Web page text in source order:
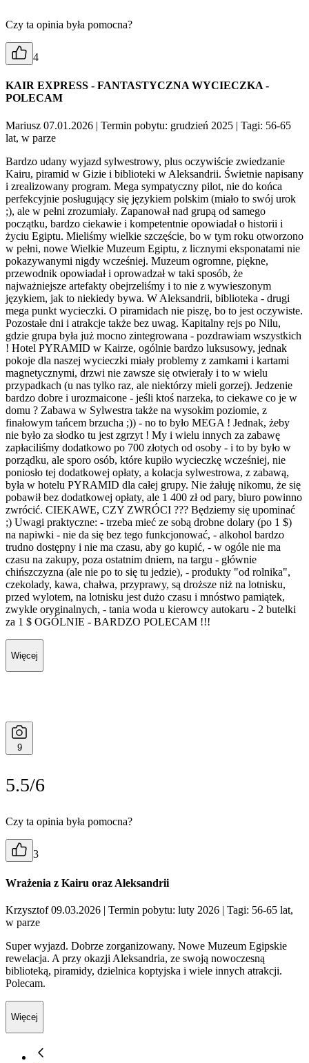
Czy ta opinia była pomocna?
4
KAIR EXPRESS - FANTASTYCZNA WYCIECZKA -
POLECAM
Mariusz 07.01.2026 | Termin pobytu: grudzień 2025 | Tagi: 56-65
lat, w parze
Bardzo udany wyjazd sylwestrowy, plus oczywiście zwiedzanie
Kairu, piramid w Gizie i biblioteki w Aleksandrii. Świetnie napisany
i zrealizowany program. Mega sympatyczny pilot, nie do końca
perfekcyjnie posługujący się językiem polskim (miało to swój urok
;), ale w pełni zrozumiały. Zapanował nad grupą od samego
początku, bardzo ciekawie i kompetentnie opowiadał o historii i
życiu Egiptu. Mieliśmy wielkie szczęście, bo w tym roku otworzono
w pełni, nowe Wielkie Muzeum Egiptu, z licznymi eksponatami nie
pokazywanymi nigdy wcześniej. Muzeum ogromne, piękne,
przewodnik opowiadał i oprowadzał w taki sposób, że
najważniejsze artefakty obejrzeliśmy i to nie z wywieszonym
językiem, jak to niekiedy bywa. W Aleksandrii, biblioteka - drugi
mega punkt wycieczki. O piramidach nie piszę, bo to jest oczywiste.
Pozostałe dni i atrakcje także bez uwag. Kapitalny rejs po Nilu,
gdzie grupa była już mocno zintegrowana - pozdrawiam wszystkich
! Hotel PYRAMID w Kairze, ogólnie bardzo luksusowy, jednak
pokoje dla naszej wycieczki miały problemy z zamkami i kartami
magnetycznymi, drzwi nie zawsze się otwierały i to w wielu
przypadkach (u nas tylko raz, ale niektórzy mieli gorzej). Jedzenie
bardzo dobre i urozmaicone - jeśli ktoś narzeka, to ciekawe co je w
domu ? Zabawa w Sylwestra także na wysokim poziomie, z
finałowym tańcem brzucha ;)) - no to było MEGA ! Jednak, żeby
nie było za słodko tu jest zgrzyt ! My i wielu innych za zabawę
zapłaciliśmy dodatkowo po 700 złotych od osoby - i to by było w
porządku, ale sporo osób, które kupiło wycieczkę wcześniej, nie
poniosło tej dodatkowej opłaty, a kolacja sylwestrowa, z zabawą,
była w hotelu PYRAMID dla całej grupy. Nie żałuję nikomu, że się
pobawił bez dodatkowej opłaty, ale 1 400 zł od pary, biuro powinno
zwrócić. CIEKAWE, CZY ZWRÓCI ??? Będziemy się upominać
;) Uwagi praktyczne: - trzeba mieć ze sobą drobne dolary (po 1 $)
na napiwki - nie da się bez tego funkcjonować, - alkohol bardzo
trudno dostępny i nie ma czasu, aby go kupić, - w ogóle nie ma
czasu na zakupy, poza ostatnim dniem, na targu - głównie
chińszczyzna (ale nie po to się tu jedzie), - produkty "od rolnika",
czekolady, kawa, chałwa, przyprawy, są droższe niż na lotnisku,
przed wylotem, na lotnisku jest dużo czasu i mnóstwo pamiątek,
zwykle oryginalnych, - tania woda u kierowcy autokaru - 2 butelki
za 1 $ OGÓLNIE - BARDZO POLECAM !!!
Więcej
9
5.5/6
Czy ta opinia była pomocna?
3
Wrażenia z Kairu oraz Aleksandrii
Krzysztof 09.03.2026 | Termin pobytu: luty 2026 | Tagi: 56-65 lat,
w parze
Super wyjazd. Dobrze zorganizowany. Nowe Muzeum Egipskie
rewelacja. A przy okazji Aleksandria, ze swoją nowoczesną
biblioteką, piramidy, dzielnica koptyjska i wiele innych atrakcji.
Polecam.
Więcej